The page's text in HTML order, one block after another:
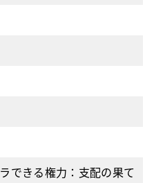
できる権力：支配の果て